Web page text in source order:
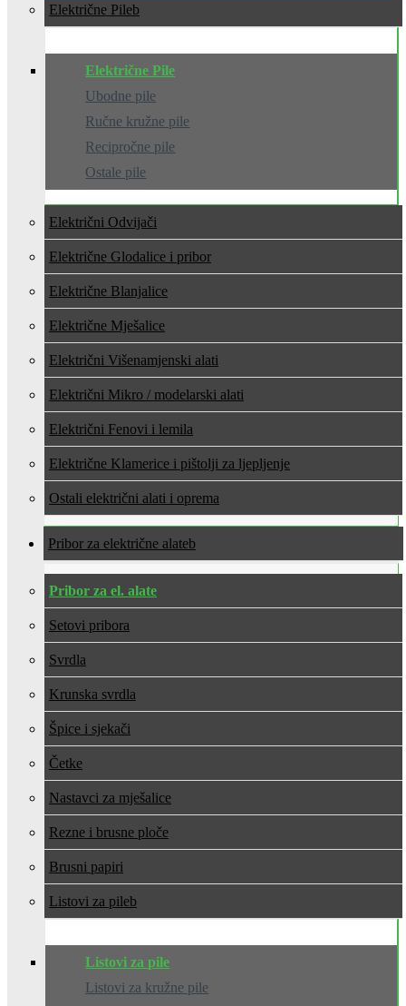
Električne Pile
Električne Pile
Ubodne pile
Ručne kružne pile
Recipročne pile
Ostale pile
Električni Odvijači
Električne Glodalice i pribor
Električne Blanjalice
Električne Mješalice
Električni Višenamjenski alati
Električni Mikro / modelarski alati
Električni Fenovi i lemila
Električne Klamerice i pištolji za ljepljenje
Ostali električni alati i oprema
Pribor za električne alate
Pribor za el. alate
Setovi pribora
Svrdla
Krunska svrdla
Špice i sjekači
Četke
Nastavci za mješalice
Rezne i brusne ploče
Brusni papiri
Listovi za pile
Listovi za pile
Listovi za kružne pile